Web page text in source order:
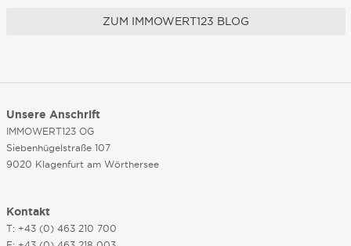
ZUM IMMOWERT123 BLOG
Unsere Anschrift
IMMOWERT123 OG
Siebenhügelstraße 107
9020 Klagenfurt am Wörthersee
Kontakt
T: +43 (0) 463 210 700